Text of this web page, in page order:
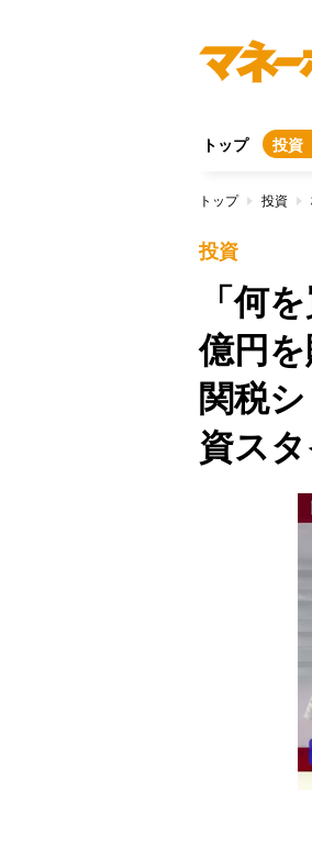
トップ 投資
トップ 投資
投資
「何
億円
関税
資ス